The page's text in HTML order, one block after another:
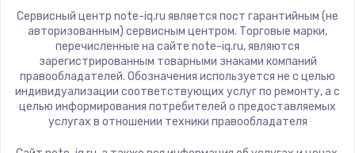
ZTE
Hiper
Evga
Google
Echips
Сервисный центр note-iq.ru является пост гарантийным (не
авторизованным) сервисным центром. Торговые марки,
перечисленные на сайте note-iq.ru, являются
зарегистрированным товарными знаками компаний
правообладателей. Обозначения используется не с целью
индивидуализации соответствующих услуг по ремонту, а с
целью информирования потребителей о предоставляемых
услугах в отношении техники правообладателя